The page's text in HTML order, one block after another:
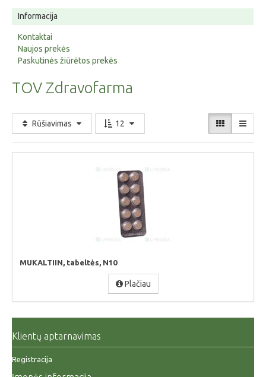
Informacija
Kontaktai
Naujos prekės
Paskutinės žiūrėtos prekės
TOV Zdravofarma
Rūšiavimas 12
MUKALTIIN, tabeltės, N10
Plačiau
Klientų aptarnavimas
Registracija